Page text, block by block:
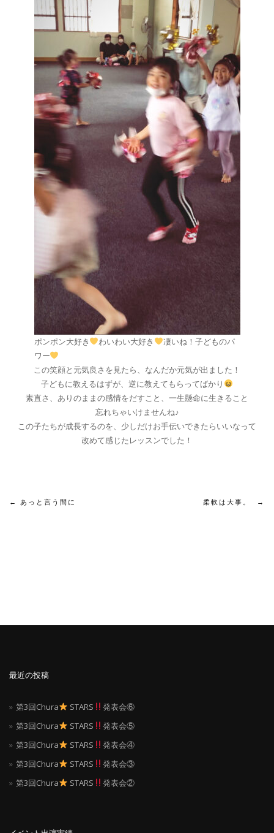
ポンポン大好き わいわい大好き
凄いね！子どものパ
ワー
この笑顔と元気良さを見たら、なんだか元気が出ました！
子どもに教えるはずが、逆に教えてもらってばかり
素直さ、ありのままの感情をだすこと、一生懸命に生きること
忘れちゃいけませんね♪
この子たちが成長するのを、少しだけお手伝いできたらいいなって
改めて感じたレッスンでした！
投
ン
← あっと言う間に 柔軟は大事。 →
最近の投稿
第3回Chura STARS
発表会⑥
第3回Chura
STARS
発表会⑤
第3回Chura
STARS
発表会④
第3回Chura
STARS
発表会③
第3回Chura
STARS 発表会②